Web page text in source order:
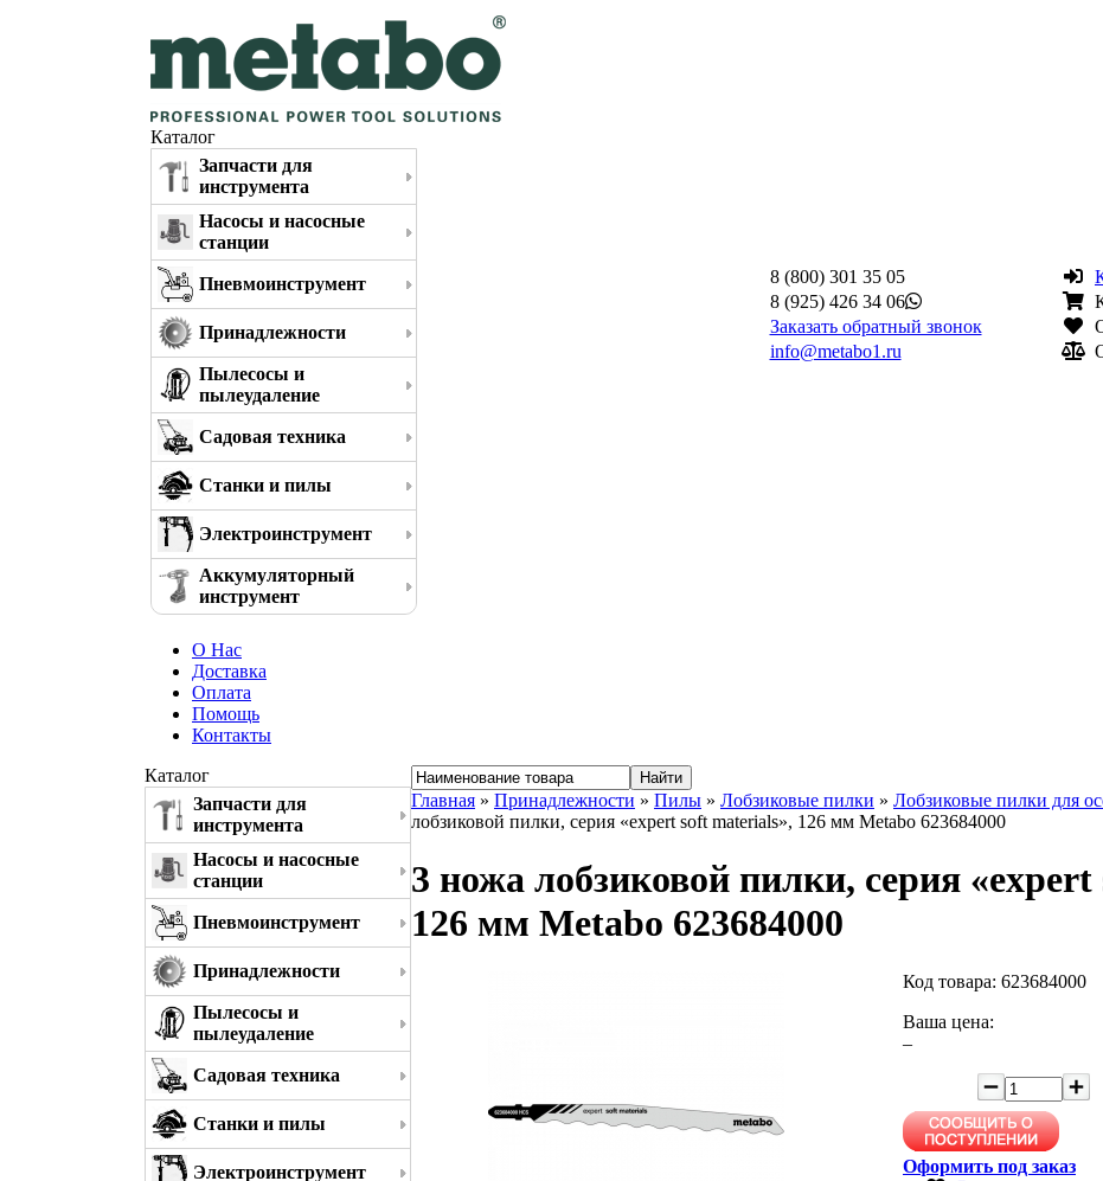
Каталог
Запчасти для
инструмента
Насосы и насосные
станции
Пневмоинструмент
Принадлежности
Пылесосы и
пылеудаление
Садовая техника
Станки и пилы
Электроинструмент
Аккумуляторный
инструмент
8 (800) 301 35 05
8 (925) 426 34 06
Заказать обратный звонок
info@metabo1.ru
О Нас
Доставка
Оплата
Помощь
Контакты
Каталог
Запчасти для
инструмента
Насосы и насосные
станции
Пневмоинструмент
Принадлежности
Пылесосы и
пылеудаление
Садовая техника
Станки и пилы
Электроинструмент
Главная » Принадлежности » Пилы » Лобзиковые пилки » Лобзиковые пилки для
лобзиковой пилки, серия «expert soft materials», 126 мм Metabo 623684000
3 ножа лобзиковой пилки, серия
126 мм Metabo 623684000
Код товара: 623684000
Ваша цена:
–
Оформить под заказ